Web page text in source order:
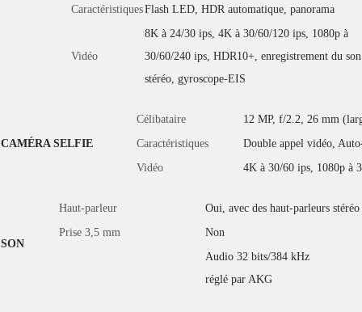
CaractéristiquesFlash LED, HDR automatique, panorama
Vidéo
8K à 24/30 ips, 4K à 30/60/120 ips, 1080p à
30/60/240 ips, HDR10+, enregistrement du son
stéréo, gyroscope-EIS
CAMÉRA SELFIE
Célibataire
12 MP, f/2.2, 26 mm
Caractéristiques
Double appel vidéo,
Vidéo
4K à 30/60 ips, 1080p à
SON
Haut-parleur
Oui, avec des haut-parleurs stéréo
Prise 3,5 mm
Non
Audio 32 bits/384 kHz
réglé par AKG